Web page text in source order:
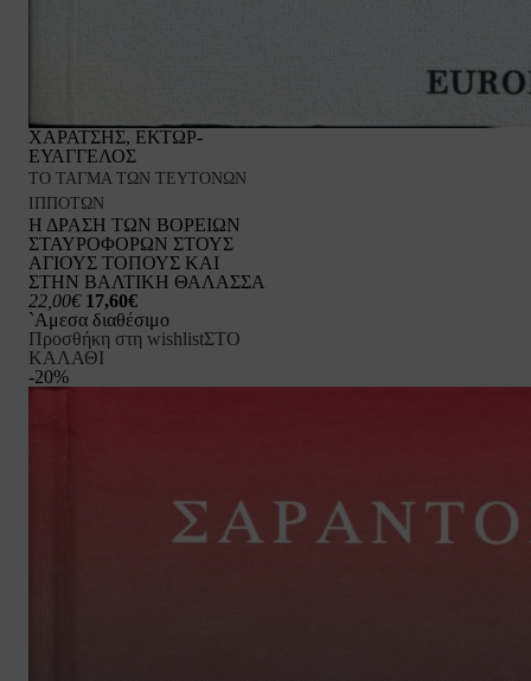
ΧΑΡΑΤΣΗΣ, ΕΚΤΩΡ-
ΕΥΑΓΓΕΛΟΣ
ΤΟ ΤΑΓΜΑ ΤΩΝ ΤΕΥΤΟΝΩΝ
ΙΠΠΟΤΩΝ
Η ΔΡΑΣΗ ΤΩΝ ΒΟΡΕΙΩΝ
ΣΤΑΥΡΟΦΟΡΩΝ ΣΤΟΥΣ
ΑΓΙΟΥΣ ΤΟΠΟΥΣ ΚΑΙ
ΣΤΗΝ ΒΑΛΤΙΚΗ ΘΑΛΑΣΣΑ
22,00€ 17,60€
`Αμεσα διαθέσιμο
Προσθήκη στη wishlistΣΤΟ
ΚΑΛΑΘΙ
-20%